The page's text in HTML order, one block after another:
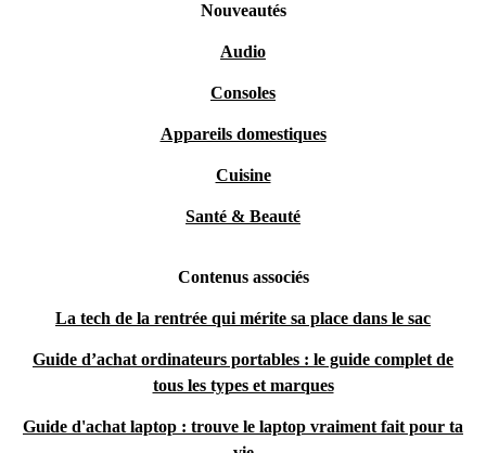
Nouveautés
Audio
Consoles
Appareils domestiques
Cuisine
Santé & Beauté
Contenus associés
La tech de la rentrée qui mérite sa place dans le sac
Guide d’achat ordinateurs portables : le guide complet de
tous les types et marques
Guide d'achat laptop : trouve le laptop vraiment fait pour ta